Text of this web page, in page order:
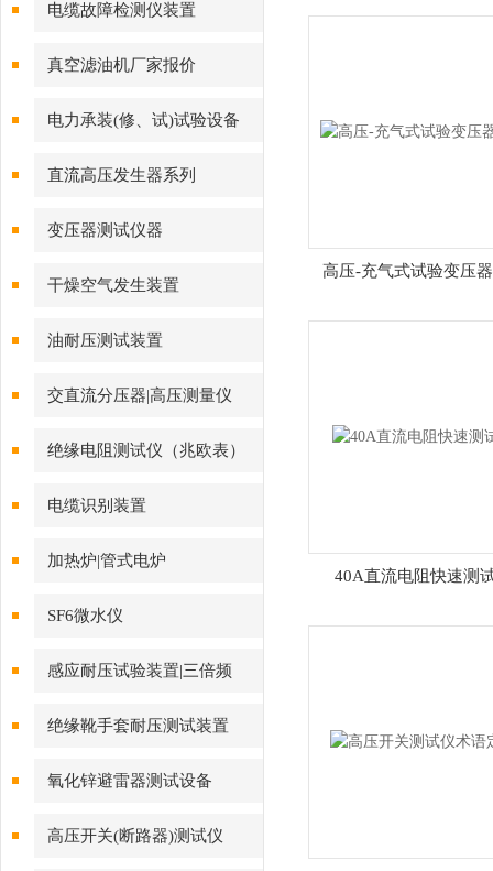
电缆故障检测仪装置
真空滤油机厂家报价
电力承装(修、试)试验设备
直流高压发生器系列
变压器测试仪器
干燥空气发生装置
油耐压测试装置
交直流分压器|高压测量仪
绝缘电阻测试仪（兆欧表）
电缆识别装置
加热炉|管式电炉
SF6微水仪
感应耐压试验装置|三倍频
绝缘靴手套耐压测试装置
氧化锌避雷器测试设备
高压开关(断路器)测试仪
高压-充气式试验变压
40A直流电阻快速测